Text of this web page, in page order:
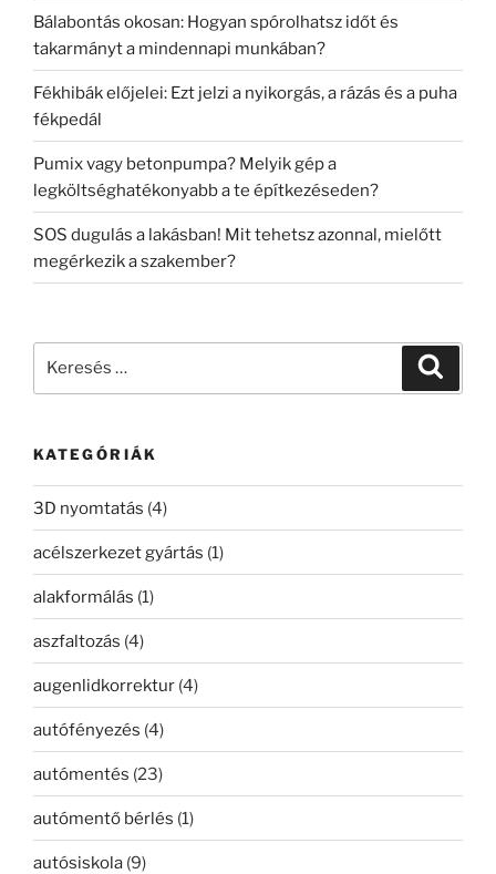
Bálabontás okosan: Hogyan spórolhatsz időt és
takarmányt a mindennapi munkában?
Fékhibák előjelei: Ezt jelzi a nyikorgás, a rázás és a puha
fékpedál
Pumix vagy betonpumpa? Melyik gép a
legköltséghatékonyabb a te építkezéseden?
SOS dugulás a lakásban! Mit tehetsz azonnal, mielőtt
megérkezik a szakember?
KATEGÓRIÁK
3D nyomtatás (4)
acélszerkezet gyártás (1)
alakformálás (1)
aszfaltozás (4)
augenlidkorrektur (4)
autófényezés (4)
autómentés (23)
autómentő bérlés (1)
autósiskola (9)